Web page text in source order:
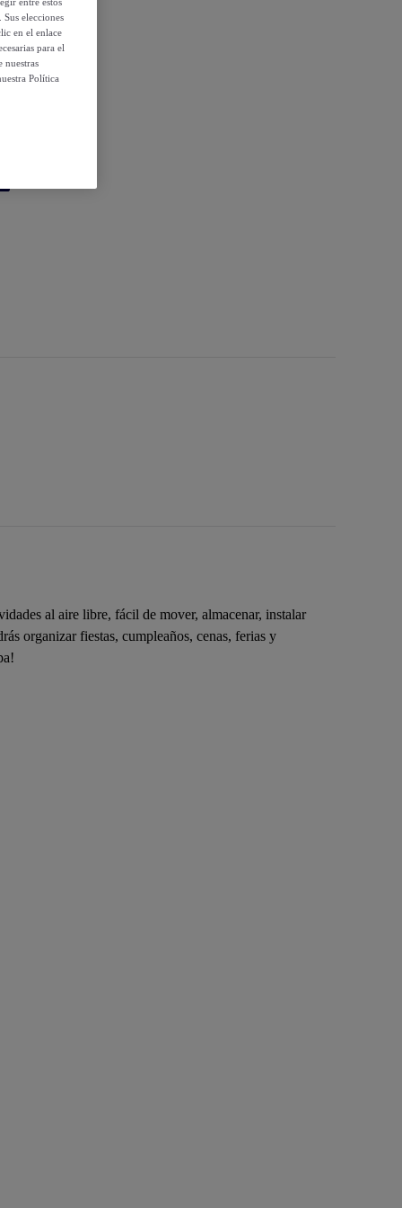
al aire libre, fácil de mover, almacenar, instalar
organizar fiestas, cumpleaños, cenas, ferias y
elecciones
en el enlace
para el
nuestras
Política